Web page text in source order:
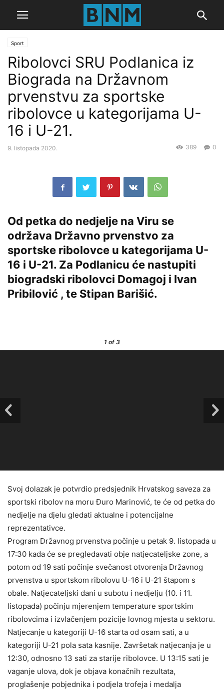
Sport
Ribolovci SRU Podlanica iz
Biograda na Državnom
prvenstvu za sportske
ribolovce u kategorijama U-
16 i U-21.
9. listopada 2020. 0
389
Od petka do nedjelje na Viru se
održava Državno prvenstvo za
sportske ribolovce u kategorijama U-
16 i U-21. Za Podlanicu će nastupiti
biogradski ribolovci Domagoj i Ivan
Pribilović , te Stipan Barišić.
1 of 3
Svoj dolazak je potvrdio predsjednik Hrvatskog saveza za
sportski ribolov na moru Đuro Marinović, te će od petka do
nedjelje na djelu gledati aktualne i potencijalne
reprezentativce.
Program Državnog prvenstva počinje u petak 9. listopada u
17:30 kada će se pregledavati obje natjecateljske zone, a
potom od 19 sati počinje svečanost otvorenja Državnog
prvenstva u sportskom ribolovu U-16 i U-21 štapom s
obale. Natjecateljski dani u subotu i nedjelju (10. i 11.
listopada) počinju mjerenjem temperature sportskim
ribolovcima i izvlačenjem pozicije lovnog mjesta u sektoru.
Natjecanje u kategoriji U-16 starta od osam sati, a u
kategoriji U-21 pola sata kasnije. Završetak natjecanja je u
12:30, odnosno 13 sati za starije ribolovce. U 13:15 sati je
vaganje ulova, dok je objava konačnih rezultata,
proglašenje pobjednika i podjela trofeja i medalja